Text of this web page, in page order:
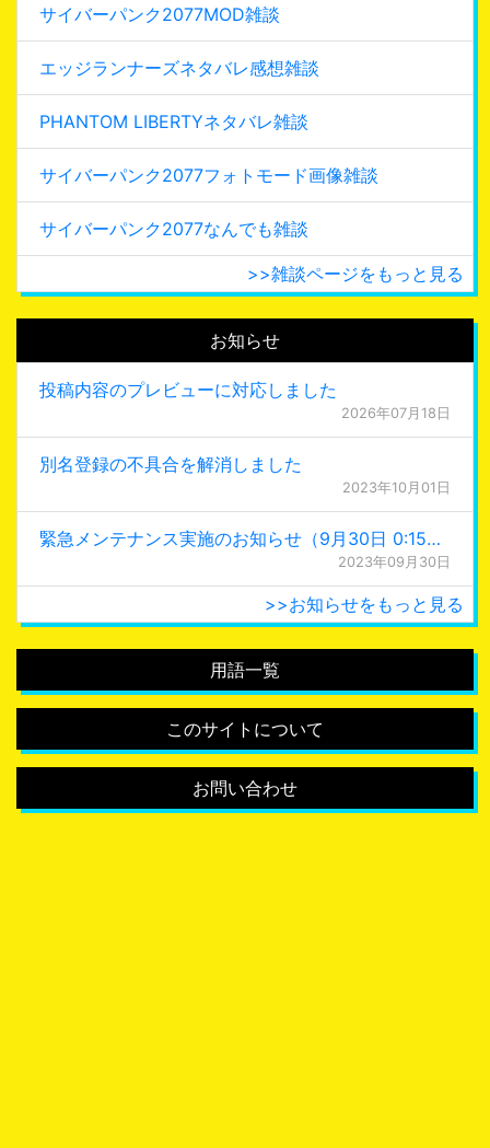
サイバーパンク2077MOD雑談
エッジランナーズネタバレ感想雑談
PHANTOM LIBERTYネタバレ雑談
サイバーパンク2077フォトモード画像雑談
サイバーパンク2077なんでも雑談
>>雑談ページをもっと見る
お知らせ
投稿内容のプレビューに対応しました
2026年07月18日
別名登録の不具合を解消しました
2023年10月01日
緊急メンテナンス実施のお知らせ（9月30日 0:15更新）
2023年09月30日
>>お知らせをもっと見る
用語一覧
このサイトについて
お問い合わせ